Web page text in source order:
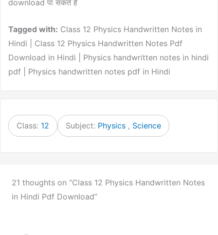
download पा सकते हैं
Tagged with: Class 12 Physics Handwritten Notes in
Hindi | Class 12 Physics Handwritten Notes Pdf
Download in Hindi | Physics handwritten notes in hindi
pdf | Physics handwritten notes pdf in Hindi
Class: 12 Subject: Physics , Science
21 thoughts on “Class 12 Physics Handwritten Notes
in Hindi Pdf Download”